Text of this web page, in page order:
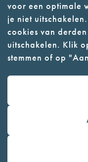
voor een optimale
je niet
cookies van
uitschakelen. Klik
stemmen of op
- Parkeer in
- Alleen
toegestaan